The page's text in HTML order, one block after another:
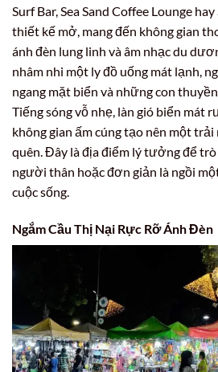
Surf Bar, Sea Sand Coffee Lounge
thiết kế mở, mang đến không gian
ánh đèn lung linh và âm nhạc du
nhâm nhi một ly đồ uống mát lạnh,
ngang mặt biển và những con
Tiếng sóng vỗ nhẹ, làn gió biển mát
không gian ấm cúng tạo nên một
quên. Đây là địa điểm lý tưởng để trò
người thân hoặc đơn giản là ngồi
cuộc sống.
Ngắm Cầu Thị Nại Rực Rỡ Ánh Đèn